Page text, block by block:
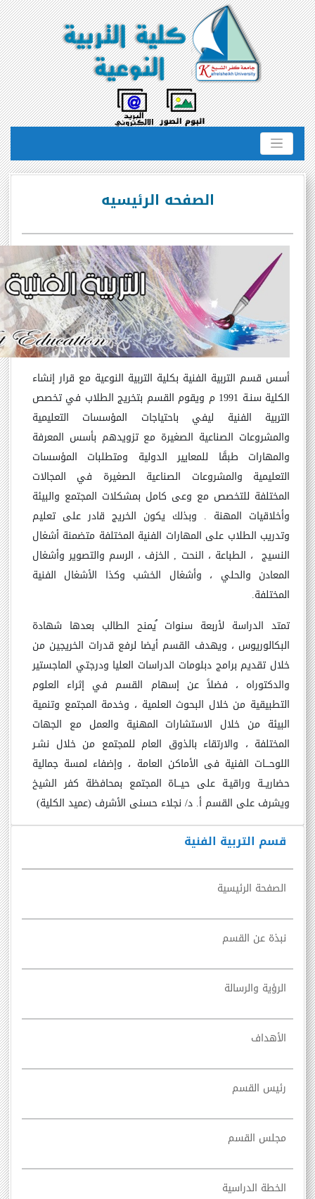
قسم التربية الفنية
الصفحة الرئيسية
نبذة عن القسم
الرؤية والرسالة
الأهداف
رئيس القسم
مجلس القسم
الخطة الدراسية
الصفحه الرئيسيه
أسس قسم التربية الفنية بكلية التربية النوعية مع قرار إنشاء
الكلية سنـة 1991 م ويقوم القسم بتخريج الطلاب في تخصص
التربية الفنية ليفي باحتياجات المؤسسات التعليمية
والمشروعات الصناعية الصغيرة مع تزويدهم بأسس المعرفة
والمهارات طبقًا للمعايير الدولية ومتطلبات المؤسسات
التعليمية والمشروعات الصناعية الصغيرة في المجالات
المختلفة للتخصص مع وعى كامل بمشكلات المجتمع والبيئة
وأخلاقيات المهنة . وبذلك يكون الخريج قادر على تعليم
وتدريب الطلاب على المهارات الفنية المختلفة متضمنة أشغال
النسيج ، الطباعة ، النحت , الخزف ، الرسم والتصوير وأشغال
المعادن والحلي ، وأشغال الخشب وكذا الأشغال الفنية
المختلفة.
تمتد الدراسة لأربعة سنوات ُيمنح الطالب بعدها شهادة
البكالوريوس ، ويهدف القسم أيضا لرفع قدرات الخريجين من
خلال تقديم برامج دبلومات الدراسات العليا ودرجتي الماجستير
والدكتوراه ، فضلاً عن إسهام القسم في إثراء العلوم
التطبيقية من خلال البحوث العلمية ، وخدمة المجتمع وتنمية
البيئة من خلال الاستشارات المهنية والعمل مع الجهات
المختلفة ، والارتقاء بالذوق العام للمجتمع من خلال نشـر
اللوحـــات الفنية فى الأماكن العامة ، وإضفاء لمسة جمالية
حضاريــة وراقيـة على حيـــاة المجتمع بمحافظة كفر الشيخ
ويشرف على القسم أ. د/ نجلاء حسنى الأشرف (عميد الكلية)